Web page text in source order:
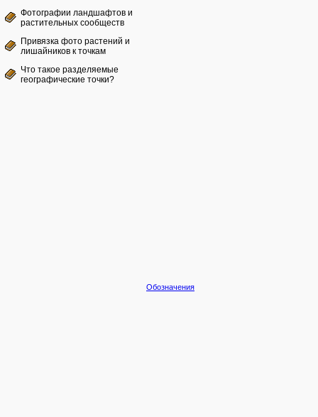
Фотографии ландшафтов и
растительных сообществ
Привязка фото растений и
лишайников к точкам
Что такое разделяемые
географические точки?
Обозначения